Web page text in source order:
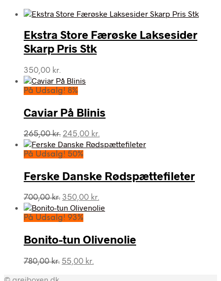
Ekstra Store Færøske Laksesider
Skarp Pris Stk
350,00 kr.
På Udsalg! 8%
Caviar På Blinis
265,00kr. Den
oprindelige
pris
265,00 kr..
245,00 kr.
aktuelle
245,00 kr..
På Udsalg! 50%
Ferske Danske Rødspættefileter
700,00kr. Den
oprindelige
pris
700,00 kr..
350,00 kr.
aktuelle
350,00 kr..
På Udsalg! 93%
Bonito-tun Olivenolie
780,00kr. Den
55,00 kr.
© grejboxen.dk